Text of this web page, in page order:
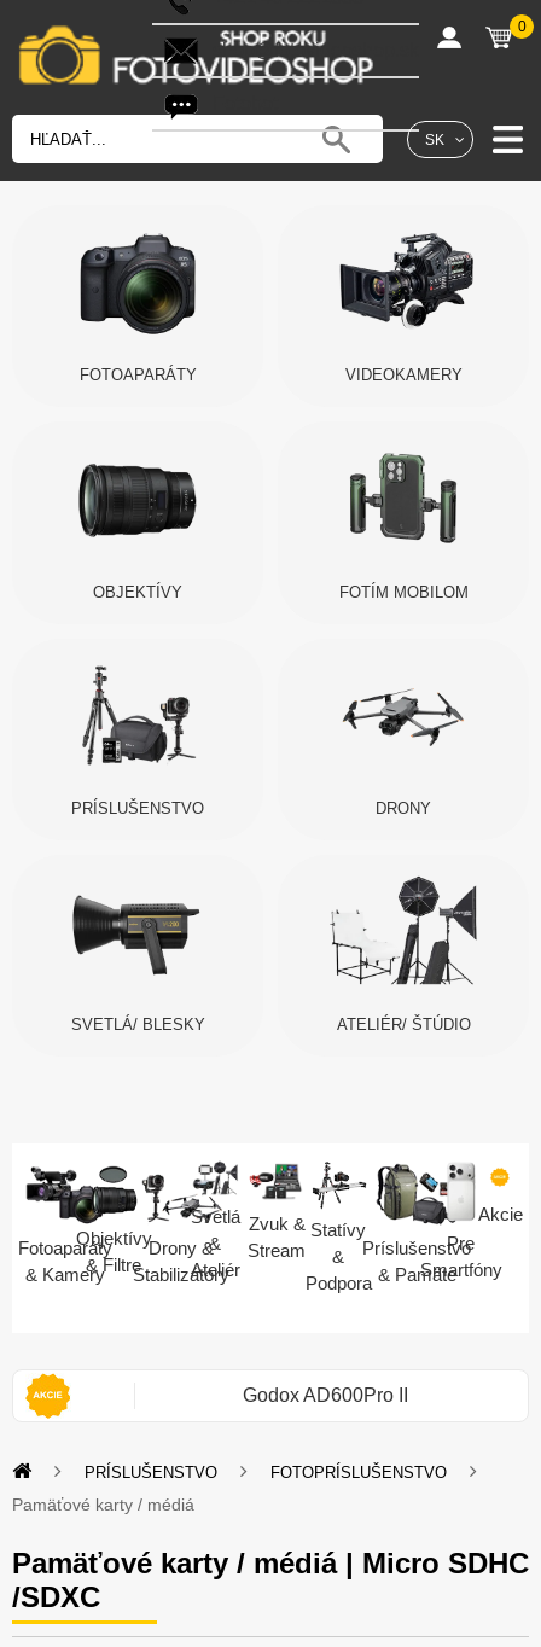
SK
shop@fotovideoshop.sk
0
FOTOAPARÁTY VIDEOKAMERY
OBJEKTÍVY FOTÍM MOBILOM
PRÍSLUŠENSTVO DRONY
SVETLÁ/ BLESKY ATELIÉR/ ŠTÚDIO
Fotoaparáty
& Kamery
Objektívy
& Filtre
Drony &
Stabilizátory
Svetlá
&
Ateliér
Zvuk &
Stream
Statívy
&
Podpora
Príslušenstvo
& Pamäte
Pre
Smartfóny
Akcie
2S Godox AD600Pro II
PRÍSLUŠENSTVO FOTOPRÍSLUŠENSTVO
Pamäťové karty / médiá
Pamäťové karty / médiá | Micro SDHC
/SDXC